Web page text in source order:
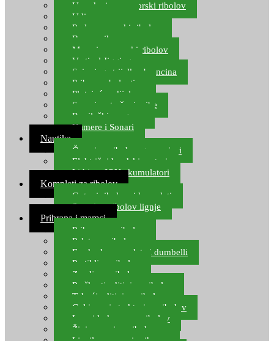
Upredenice za morski ribolov
Udice za more
Perle za morski ribolov
Brum prihrana za more
Mamci za morski ribolov
Vertical Jigging
Spinning strijelke, brancina
Pribor za bolentino
Plutajuća odijela
Sonari za traženje ribe
Ronilački program
Kamere i Sonari
Nautika
Čamci za ribolov, gumenjaci
Električni brodski motori
Lithium ION akumulatori
Kompleti za ribolov
Gotovi ribolovni kompleti
Setovi za ribolov lignje
Prihrana i mamci
Prihrana za ribolov
Pelete za ribolov
Feeder lovne pelete i dumbelli
Partikli za ribolov
Zemlja za ribolov
Praškasti aditivi za ribolov
Tekući aditivi za ribolov
Gel i sprej atraktori za ribolov
Lovni kukuruz za ribolov
Živi mamci za ribolov